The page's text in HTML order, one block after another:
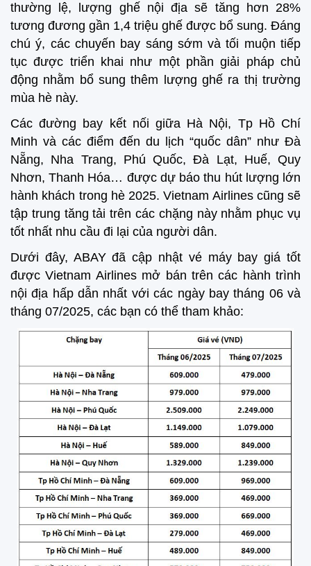
thường lệ, lượng ghế nội địa sẽ tăng hơn 28%
tương đương gần 1,4 triệu ghế được bổ sung. Đáng
chú ý, các chuyến bay sáng sớm và tối muộn tiếp
tục được triển khai như một phần giải pháp chủ
động nhằm bổ sung thêm lượng ghế ra thị trường
mùa hè này.
Các đường bay kết nối giữa Hà Nội, Tp Hồ Chí
Minh và các điểm đến du lịch “quốc dân” như Đà
Nẵng, Nha Trang, Phú Quốc, Đà Lạt, Huế, Quy
Nhơn, Thanh Hóa… được dự báo thu hút lượng lớn
hành khách trong hè 2025. Vietnam Airlines cũng sẽ
tập trung tăng tải trên các chặng này nhằm phục vụ
tốt nhất nhu cầu đi lại của người dân.
Dưới đây, ABAY đã cập nhật vé máy bay giá tốt
được Vietnam Airlines mở bán trên các hành trình
nội địa hấp dẫn nhất với các ngày bay tháng 06 và
tháng 07/2025, các bạn có thể tham khảo: